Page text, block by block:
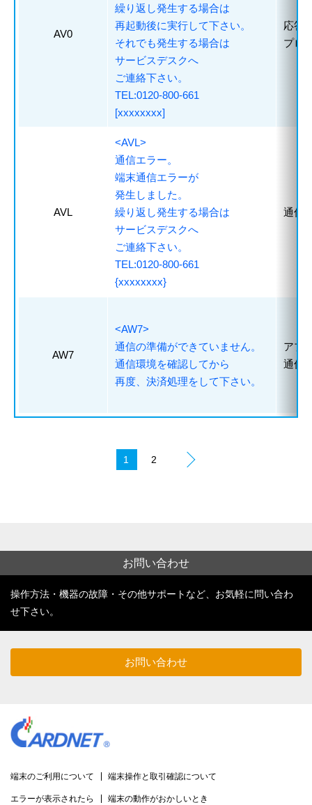
AV0
繰り返し発生する場合は
再起動後に実行して下さい。
それでも発生する場合は
サービスデスクへ
ご連絡下さい。
TEL:0120-800-661
[xxxxxxxx]
応答
プロ
AVL
<AVL>
通信エラー。
端末通信エラーが
発生しました。
繰り返し発生する場合は
サービスデスクへ
ご連絡下さい。
TEL:0120-800-661
{xxxxxxxx}
通信
AW7
<AW7>
通信の準備ができていません。
通信環境を確認してから
再度、決済処理をして下さい。
アプ
通信
お問い合わせ
操作方法・機器の故障・その他サポートなど、お気軽に問い合わ
せ下さい。
お問い合わせ
端末のご利用について 端末操作と取引確認について
エラーが表示されたら 端末の動作がおかしいとき